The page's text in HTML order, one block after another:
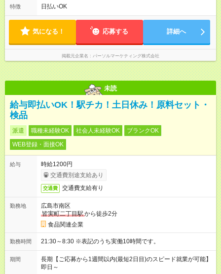
特徴 日払いOK
気になる！ 応募する 詳細へ
掲載元企業名 パーソルマーケティング株式会社
未読
給与即払いOK！駅チカ！土日休み！原料セット・
検品
派遣 職種未経験OK 社会人未経験OK
ブランクOK
WEB登録・面接OK
給与
時給1200円
交通費別途支給あり
交通費 交通費支給有り
勤務地
広島市南区
皆実町二丁目駅から徒歩2分
食品関連企業
勤務時間 21:30～8:30 ※表記のうち実働10時間です。
期間
長期【ご応募から1週間以内(最短2日目)のスピード就業が可能】
即日～